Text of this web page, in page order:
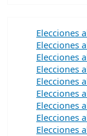
Elecciones
Elecciones
Elecciones
Elecciones
Elecciones
Elecciones
Elecciones
Elecciones
Elecciones